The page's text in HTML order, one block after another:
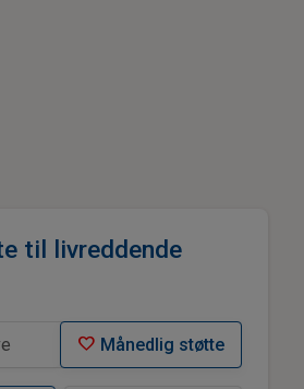
til livreddende
favorite Månedlig støtte